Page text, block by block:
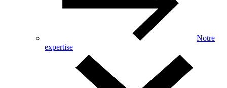
Notre
expertise